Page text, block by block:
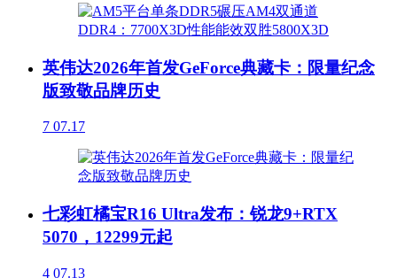
英伟达2026年首发GeForce典藏卡：限量纪念
版致敬品牌历史
7 07.17
七彩虹橘宝R16 Ultra发布：锐龙9+RTX
5070，12299元起
4 07.13